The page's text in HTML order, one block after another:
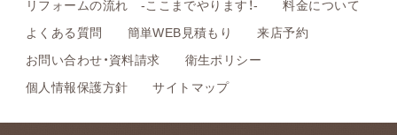
リフォームの流れ -ここまでやります！-
料金について
よくある質問
簡単WEB見積もり
来店予約
お問い合わせ・資料請求
衛生ポリシー
個人情報保護方針
サイトマップ